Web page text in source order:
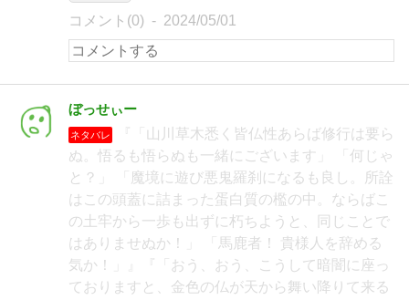
コメント(0) 2024/05/01
ぼっせぃー
ネタバレ
『「山川草木悉く皆仏性あらば修行は要ら
ぬ。悟るも悟らぬも一緒にございます」 「何じゃ
と？」 「魔境に遊び悪鬼羅刹になるも良し。所詮
はこの頭蓋に詰まった蛋白質の檻の中。ならばこ
の土牢から一歩も出ずに朽ちようと、同じことで
はありませぬか！」 「馬鹿者！ 貴様人を辞める
気か！」』『「おう、おう、こうして暗闇に座っ
ておりますと、金色の仏が天から舞い降りて来る